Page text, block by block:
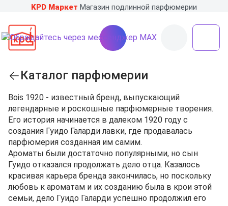
KPD Маркет Магазин подлинной парфюмерии
Каталог парфюмерии
Bois 1920 - известный бренд, выпускающий
легендарные и роскошные парфюмерные творения.
Его история начинается в далеком 1920 году с
создания Гуидо Галарди лавки, где продавалась
парфюмерия созданная им самим.
Ароматы были достаточно популярными, но сын
Гуидо отказался продолжать дело отца. Казалось
красивая карьера бренда закончилась, но поскольку
любовь к ароматам и их созданию была в крои этой
семьи, дело Гуидо Галарди успешно продолжил его